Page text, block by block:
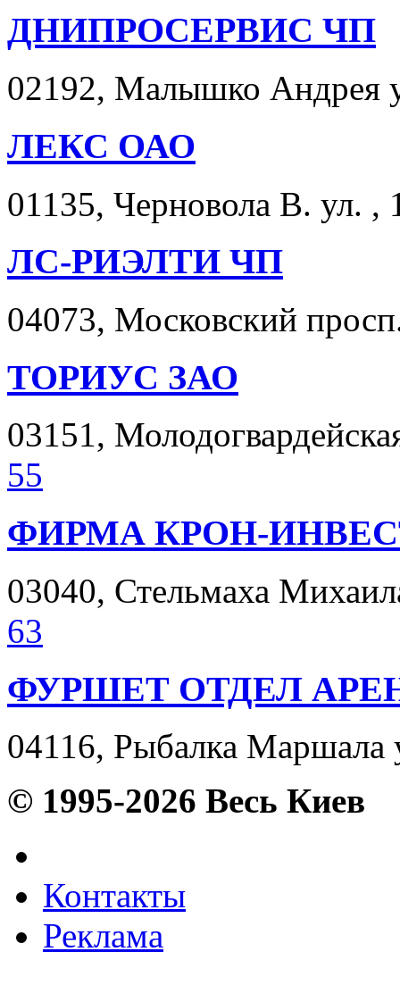
ДНИПРОСЕРВИС ЧП
02192, Малышко Андрея
ЛЕКС ОАО
01135, Черновола В. ул. ,
ЛС-РИЭЛТИ ЧП
04073, Московский
ТОРИУС ЗАО
03151,
55
ФИРМА КРОН-
03040, Стельмаха
63
ФУРШЕТ ОТДЕЛ
04116, Рыбалка Маршала
© 1995-2026 Весь Киев
Контакты
Реклама